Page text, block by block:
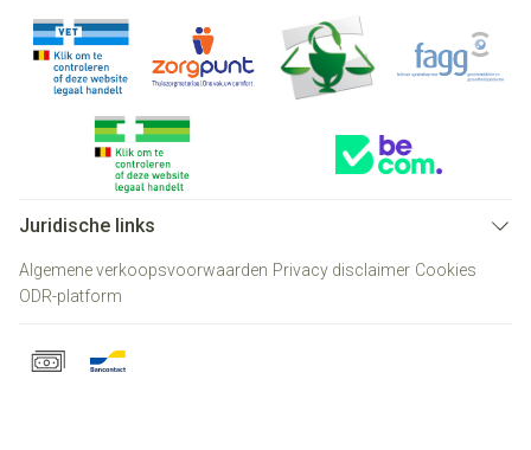
Juridische links
Algemene verkoopsvoorwaarden Privacy disclaimer Cookies
ODR-platform